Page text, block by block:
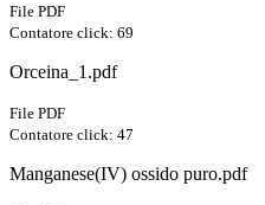
File PDF
Contatore click: 69
Orceina_1.pdf
File PDF
Contatore click: 47
Manganese(IV) ossido puro.pdf